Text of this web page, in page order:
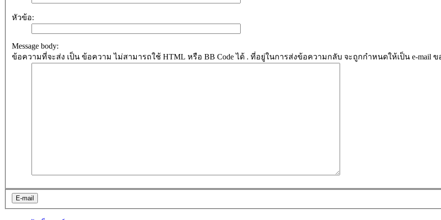
หัวข้อ:
Message body:
ข้อความที่จะส่ง เป็น ข้อความ ไม่สามารถใช้ HTML หรือ BB Code ได้ . ที่อยู่ในการส่งข้อความกลับ จะถูกกำหนดให้เป็น e-mail ข